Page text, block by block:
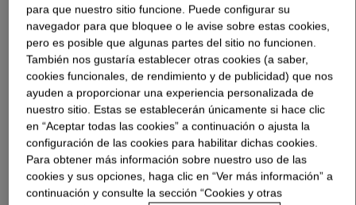
Qué esACRYSOL™ RM-995 Rheology Modifier ?
An APEO-free*, solvent-free*, hydrophobically modified
ethylene oxide urethane (HEUR) rheology modifier that
utilizes ACID SUPPRESSION™ technology. This product
is a mid-shear (KU) viscosity rheology modifier offers
improved performance in viscosity stability upon tinting
para que nuestro sitio funcione. Puede configurar su
navegador para que bloquee o le avise sobre estas cookies,
pero es posible que algunas partes del sitio no funcionen.
También nos gustaría establecer otras cookies (a saber,
cookies funcionales, de rendimiento y de publicidad) que nos
ayuden a proporcionar una experiencia personalizada de
nuestro sitio. Estas se establecerán únicamente si hace clic
en “Aceptar todas las cookies” a continuación o ajusta la
configuración de las cookies para habilitar dichas cookies.
Para obtener más información sobre nuestro uso de las
cookies y sus opciones, haga clic en “Ver más información” a
continuación y consulte la sección “Cookies y otras